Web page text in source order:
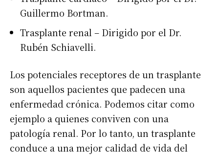
Guillermo Bortman.
Trasplante renal – Dirigido por el Dr.
Rubén Schiavelli.
Los potenciales receptores de un trasplante
son aquellos pacientes que padecen una
enfermedad crónica. Podemos citar como
ejemplo a quienes conviven con una
patología renal. Por lo tanto, un trasplante
conduce a una mejor calidad de vida del